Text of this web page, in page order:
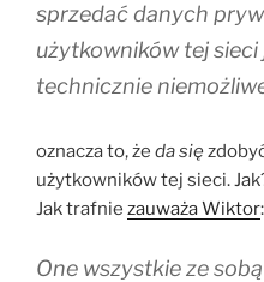
sprzedać danych
użytkowników tej
technicznie
oznacza to, że da się
użytkowników tej sieci.
Jak trafnie zauważa Wiktor:
One wszystkie ze